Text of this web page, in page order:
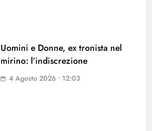
Uomini e Donne, ex tronista nel
mirino: l’indiscrezione
4 Agosto 2026 • 12:03